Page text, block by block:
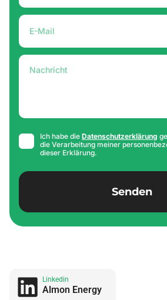
E-
Mail
Nachricht
AcceptanceIch habe die Datenschutzerklärung
die Verarbeitung meiner
dieser Erklärung.
Senden
Linkedin
Almon Energy